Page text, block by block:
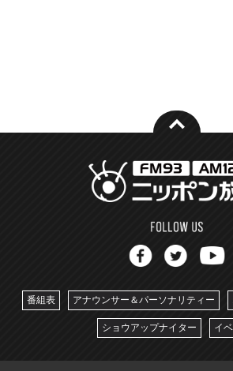
番組表 アナウンサー＆パーソナリティー
ショウアップナイター イ